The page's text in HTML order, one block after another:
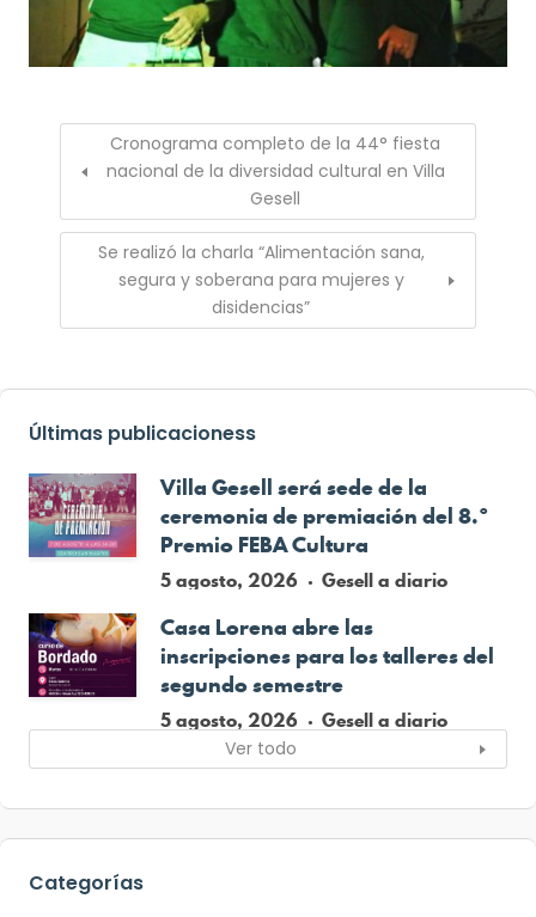
Cronograma completo de la 44° fiesta
nacional de la diversidad cultural en Villa
Gesell
Se realizó la charla “Alimentación sana,
segura y soberana para mujeres y
disidencias”
Últimas publicacioness
Villa Gesell será sede de la
ceremonia de premiación del 8.º
Premio FEBA Cultura
5 agosto, 2026 Gesell a diario
Casa Lorena abre las
inscripciones para los talleres del
segundo semestre
5 agosto, 2026 Gesell a diario
Ver todo
Categorías